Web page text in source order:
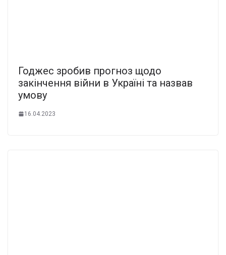
Годжес зробив прогноз щодо
закінчення війни в Україні та назвав
умову
16.04.2023